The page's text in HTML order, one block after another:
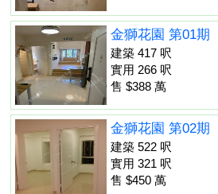
金獅花園 第01期
建築 417 呎
實用 266 呎
售 $388 萬
金獅花園 第02期
建築 522 呎
實用 321 呎
售 $450 萬